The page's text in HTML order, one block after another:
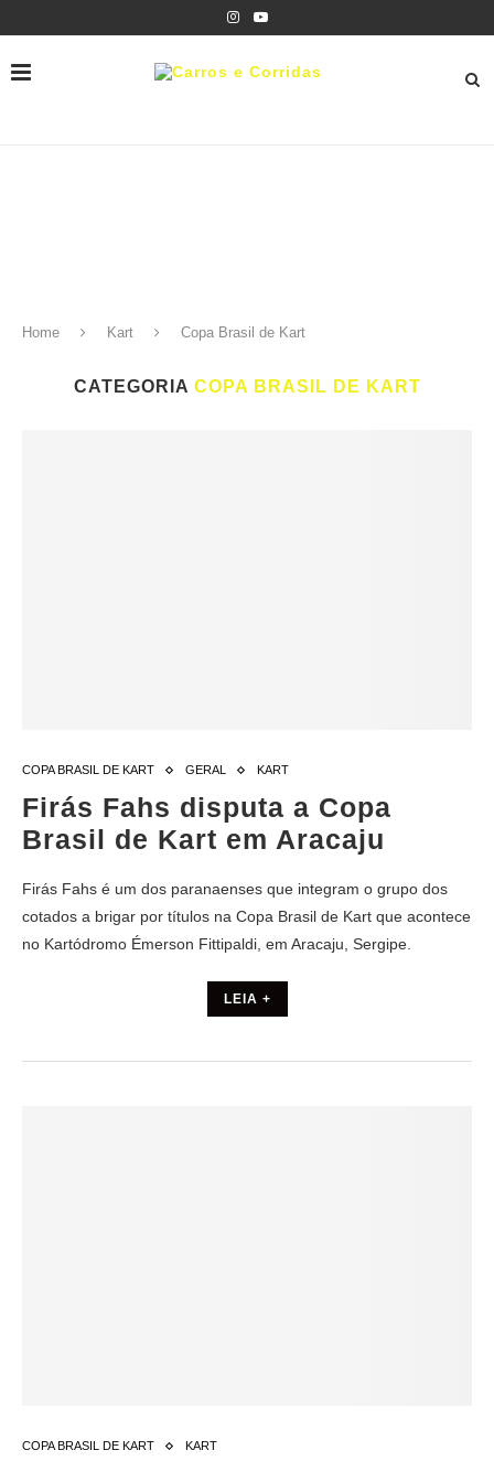
Home Kart Copa Brasil de Kart
CATEGORIA COPA BRASIL DE KART
COPA BRASIL DE KART GERAL KART
Firás Fahs disputa a Copa
Brasil de Kart em Aracaju
Firás Fahs é um dos paranaenses que integram o grupo dos
cotados a brigar por títulos na Copa Brasil de Kart que acontece
no Kartódromo Émerson Fittipaldi, em Aracaju, Sergipe.
LEIA +
COPA BRASIL DE KART KART